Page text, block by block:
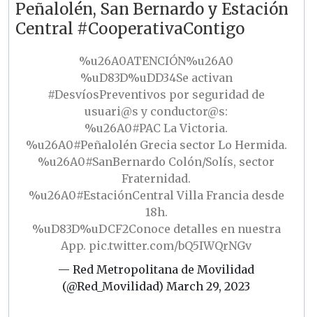
Peñalolén, San Bernardo y Estación
Central #CooperativaContigo
%u26A0ATENCIÓN%u26A0
%uD83D%uDD34Se activan
#DesvíosPreventivos por seguridad de
usuari@s y conductor@s:
%u26A0#PAC La Victoria.
%u26A0#PeñalolénGrecia sector Lo Hermida.
%u26A0#SanBernardo Colón/Solís, sector
Fraternidad.
%u26A0#EstaciónCentralVilla Francia desde
18h.
%uD83D%uDCF2Conoce detalles en nuestra
App. pic.twitter.com/bQ5IWQrNGv
— Red Metropolitana de Movilidad
(@Red_Movilidad)March 29, 2023